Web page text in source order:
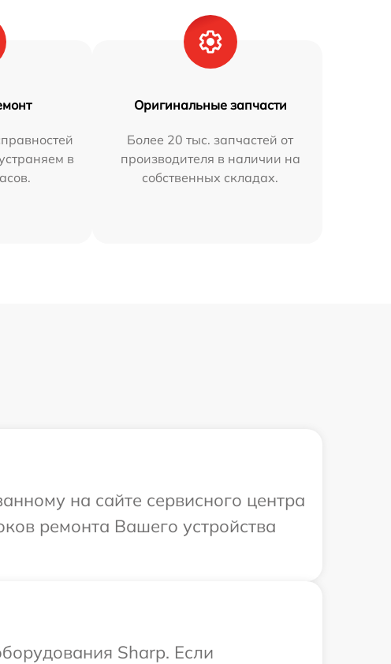
в
Оригинальные запчасти
Более 20 тыс. запчастей от
производителя в наличии на
собственных складах.
на сайте сервисного центра
ремонта Вашего устройства
Sharp. Если